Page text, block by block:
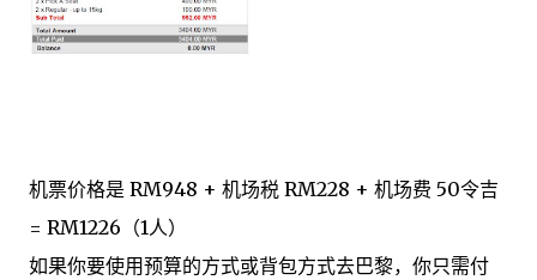
机票价格是 RM948 + 机场税 RM228 + 机场费 50令吉
= RM1226 （1人）
如果你要使用预算的方式或背包方式去巴黎， 你只需付